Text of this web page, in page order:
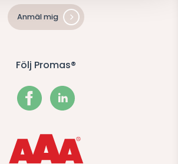
Anmäl mig
Följ Promas®
Facebook